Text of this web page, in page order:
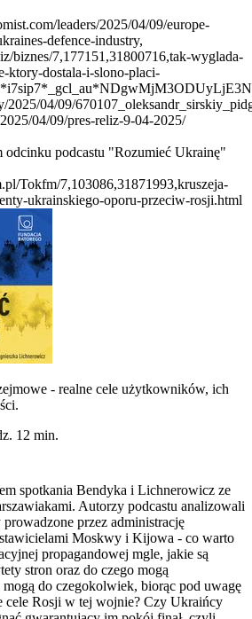
leaders/2025/04/09/europe-
defence-industry,
biznes/7,177151,31800716,tak-wyglada-
ktory-dostala-i-slono-placi-
2025/04/09/
04/09/pres-reliz-9-04-2025/
odcinku podcastu "Rozumieć Ukrainę"
Tokfm/7,103086,31871993,kruszeja-
ukrainskiego-oporu-przeciw-rosji.html
- realne cele użytkowników, ich
12 min.
spotkania Bendyka i Lichnerowicz ze
Autorzy podcastu analizowali
przez administrację
Moskwy i Kijowa - co warto
propagandowej mgle, jakie są
stron oraz do czego mogą
do czegokolwiek, biorąc pod uwagę
cele Rosji w tej wojnie? Czy Ukraińcy